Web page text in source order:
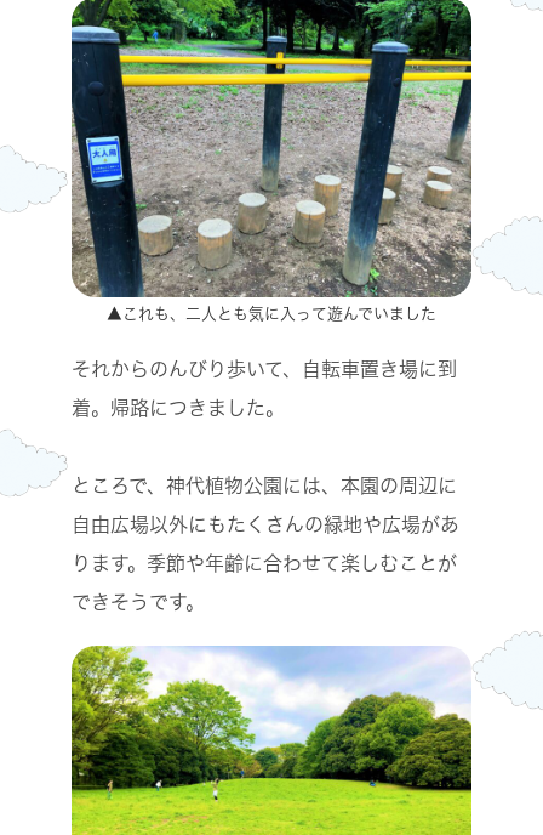
▲これも、二人とも気に入って遊んでいました
それからのんびり歩いて、自転車置き場に到
着。帰路につきました。
ところで、神代植物公園には、本園の周辺に
自由広場以外にもたくさんの緑地や広場があ
ります。季節や年齢に合わせて楽しむことが
できそうです。